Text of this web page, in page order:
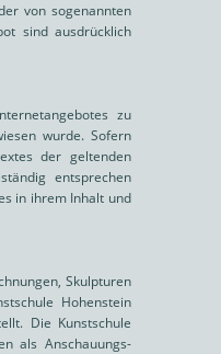
von sogenannten
sind ausdrücklich
zu
wurde. Sofern
der geltenden
entsprechen
in ihrem Inhalt und
Skulpturen
Hohenstein
Die Kunstschule
als Anschauungs-